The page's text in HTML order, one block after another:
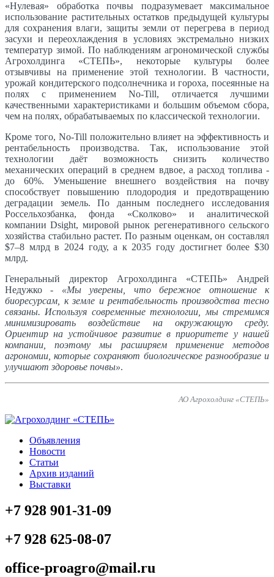
«Нулевая» обработка почвы подразумевает максимальное
использование растительных остатков предыдущей культуры
для сохранения влаги, защиты земли от перегрева в период
засухи и переохлаждения в условиях экстремально низких
температур зимой. По наблюдениям агрономической службы
Агрохолдинга «СТЕПЬ», некоторые культуры более
отзывчивы на применение этой технологии. В частности,
урожай кондитерского подсолнечника и гороха, посеянные на
полях с применением No-Till, отличается лучшими
качественными характеристиками и большим объемом сбора,
чем на полях, обрабатываемых по классической технологии.
Кроме того, No-Till положительно влияет на эффективность и
рентабельность производства. Так, использование этой
технологии даёт возможность снизить количество
механических операций в среднем вдвое, а расход топлива -
до 60%. Уменьшение внешнего воздействия на почву
способствует повышению плодородия и предотвращению
деградации земель. По данным последнего исследования
Россельхозбанка, фонда «Сколково» и аналитической
компании Dsight, мировой рынок регенеративного сельского
хозяйства стабильно растет. По разным оценкам, он составлял
$7–8 млрд в 2024 году, а к 2035 году достигнет более $30
млрд.
Генеральный директор Агрохолдинга «СТЕПЬ» Андрей
Недужко - «Мы уверены, что бережное отношение к
биоресурсам, к земле и рентабельность производства тесно
связаны. Используя современные технологии, мы стремимся
минимизировать воздействие на окружающую среду.
Ориентир на устойчивое развитие в приоритете у нашей
компании, поэтому мы расширяем применение методов
агрономии, которые сохраняют биологическое разнообразие и
улучшают здоровье почвы».
АО Агрохолдинг «СТЕПЬ»
Объявления
Новости
Статьи
Архив изданий
Выставки
+7 928 901-31-09
+7 928 625-08-07
office-proagro@mail.ru